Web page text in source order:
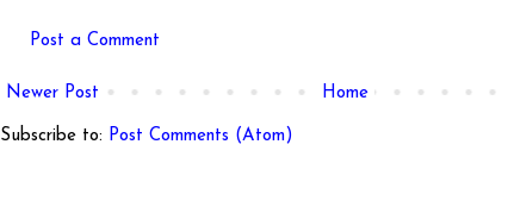
Post a Comment
Newer Post Home
Subscribe to: Post Comments (Atom)